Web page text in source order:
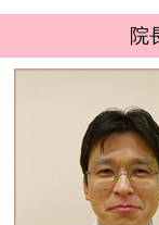
院